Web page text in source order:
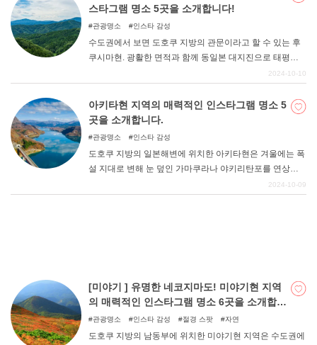
디저트 선택에 도움이 되길 바란다.
스타그램 명소 5곳을 소개합니다!
관광명소 인스타 감성
수도권에서 보면 도호쿠 지방의 관문이라고 할 수 있는 후
쿠시마현. 광활한 면적과 함께 동일본 대지진으로 태평양
쪽이 큰 피해를 입은 것도 인상적인 후쿠시마현이다. 이번
포함시켜 줄 수 있도록 방문하고 싶어지는 매력적인 인스
타그램 명소 5곳을 소개했습니다. 다음 여행지를 찾는데 참
고해 보시기 바랍니다.
2024-10-10
아키타현 지역의 매력적인 인스타그램 명소 5
곳을 소개합니다.
관광명소 인스타 감성
도호쿠 지방의 일본해변에 위치한 아키타현은 겨울에는 폭
설 지대로 변해 눈 덮인 가마쿠라나 야키리탄포를 연상시
키는 곳일지도 모른다. 하지만 축제를 비롯한 특색 있는 이
2024-10-09
[미야기 ] 유명한 네코지마도! 미야기현 지역
의 매력적인 인스타그램 명소 6곳을 소개합니
다!
관광명소 인스타 감성 절경 스팟 자연
도호쿠 지방의 남동부에 위치한 미야기현 지역은 수도권에